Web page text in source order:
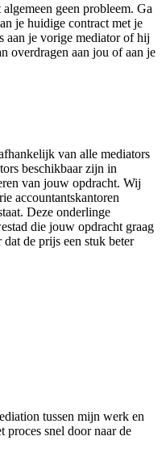
geen probleem. Ga
je huidige contract met je
aan je vorige mediator of hij
overdragen aan jou of aan je
van alle mediators
beschikbaar zijn in
van jouw opdracht. Wij
accountantskantoren
Deze onderlinge
die jouw opdracht graag
de prijs een stuk beter
tussen mijn werk en
snel door naar de